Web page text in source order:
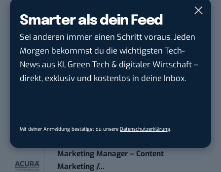
Smarter als dein Feed
Sei anderen immer einen Schritt voraus. Jeden
Morgen bekommst du die wichtigsten Tech-
News aus KI, Green Tech & digitaler Wirtschaft –
direkt, exklusiv und kostenlos in deine Inbox.
Mit deiner Anmeldung bestätigst du unsere Datenschutzerklärung.
moveUP Media GmbH inDüsseldorf
Anforderungs- und Projektmanager
trendtours Holding GmbHin Eschborn
Marketing Manager – Content
Marketing /...